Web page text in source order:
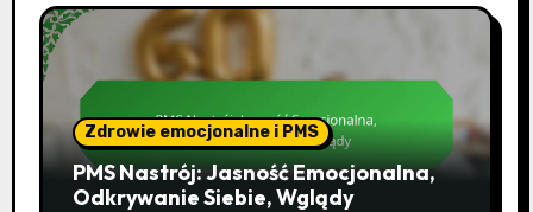
Zdrowie emocjonalne i PMS
PMS Nastrój: Jasność Emocjonalna,
Odkrywanie Siebie, Wglądy